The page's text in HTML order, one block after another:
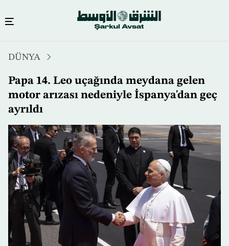
içeriğe
atla
DÜNYA
Papa 14. Leo uçağında meydana gelen
motor arızası nedeniyle İspanya'dan geç
ayrıldı